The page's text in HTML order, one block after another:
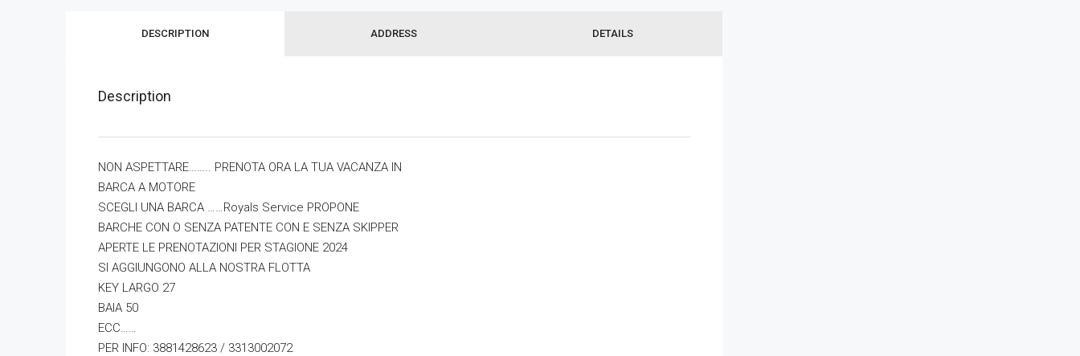
DESCRIPTION ADDRESS DETAILS
Description
NON ASPETTARE…….. PRENOTA ORA LA TUA VACANZA IN
BARCA A MOTORE
SCEGLI UNA BARCA ……Royals Service PROPONE
BARCHE CON O SENZA PATENTE CON E SENZA SKIPPER
APERTE LE PRENOTAZIONI PER STAGIONE 2024
SI AGGIUNGONO ALLA NOSTRA FLOTTA
KEY LARGO 27
BAIA 50
ECC……
PER INFO: 3881428623 / 3313002072